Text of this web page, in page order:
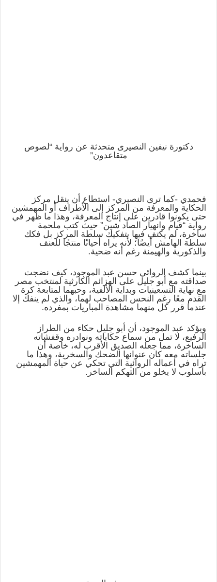
دكتورة نيفين النصيرى متحدثة عن رواية “لصوص
متقاعدون”
فحمدي -كما ترى النصيري- استطاع أن ينقل مركز
الحكاية والمعرفة من المركز إلى الأطراف أو المهمشين
حتى يكونوا قادرين على إنتاج المعرفة، وهذا ما ظهر في
رواية “قيام وانهيار الصاد شين” حيث كتب ملحمة
ساخرة، لم يكتفِ فيها بتفكيك سلطة المركز بل فكك
سلطة الهامش أيضًا؛ لأنه يراه أحيانًا منتجًا للعنف
والذكورية والهيمنة رغم أنه ضحية.
بينما كشف الروائي حسن عبد الموجود، كيف نضجت
صداقته مع أبو جليل على الهزائم الكارثية لمنتخب مصر
مع نهاية التسعينيات وبداية الألفية، وحبهما لمتابعة كرة
القدم معًا رغم النحس المصاحب لهما، والذي لم ينفك إلا
عندما قرر كل منهما مشاهدة المباريات بمفرده.
ويؤكد عبد الموجود، أن أبو جليل حكاء من الطراز
الرفيع، لا تمل من سماع حكاياته ونوادره وقفشاته
الساخرة، مما جعله الصديق الأقرب له، خاصة أن
جلساته معه كان عنوانها الضحك والسخرية، وهذا ما
تراه في أعماله الروائية التي تحكي عن حياة المهمشين
بأسلوب لا يخلو من التهكم الساخر.